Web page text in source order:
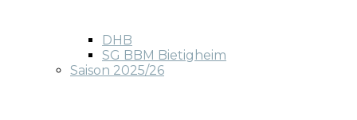
DHB
SG BBM Bietigheim
Saison 2025/26